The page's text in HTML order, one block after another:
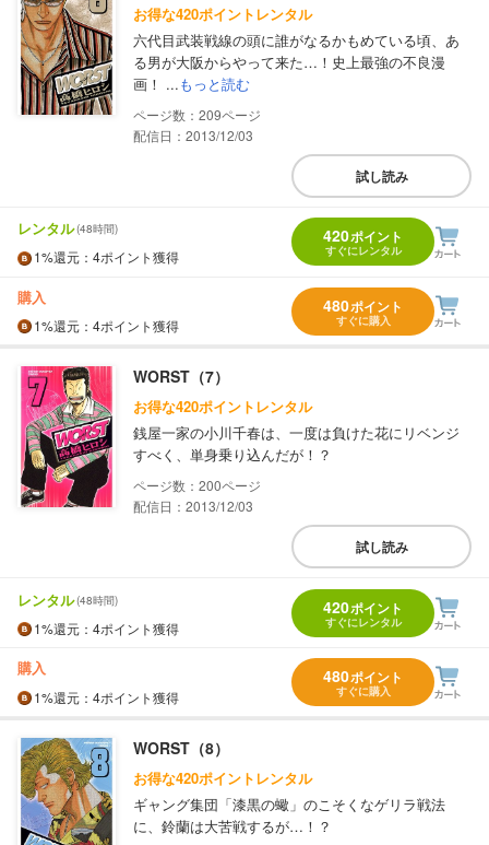
お得な420ポイントレンタル
六代目武装戦線の頭に誰がなるかもめている頃、あ
る男が大阪からやって来た…！史上最強の不良漫
画！ ...もっと読む
209
配信日：2013/12/03
試し読み
レンタル(48時間)
1%還元 ：4ポイント獲得
420ポイント
すぐにレンタル
購入
1%還元 ：4ポイント獲得
480ポイント
すぐに購入
WORST（7）
お得な420ポイントレンタル
銭屋一家の小川千春は、一度は負けた花にリベンジ
すべく、単身乗り込んだが！？
200
配信日：2013/12/03
試し読み
レンタル(48時間)
1%還元 ：4ポイント獲得
420ポイント
すぐにレンタル
購入
1%還元 ：4ポイント獲得
480ポイント
すぐに購入
WORST（8）
お得な420ポイントレンタル
ギャング集団「漆黒の蠍」のこそくなゲリラ戦法
に、鈴蘭は大苦戦するが…！？